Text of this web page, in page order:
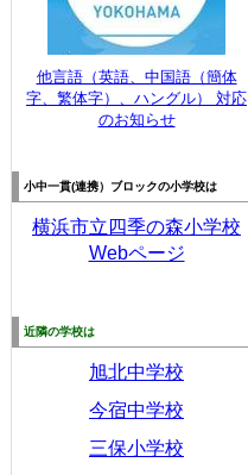
他言語（英語、中国語（簡体
字、繁体字）、ハングル） 対応
のお知らせ
小中一貫(連携） ブロックの小学校は
横浜市立四季の森小学校
Webページ
近隣の学校は
旭北中学校
今宿中学校
三保小学校